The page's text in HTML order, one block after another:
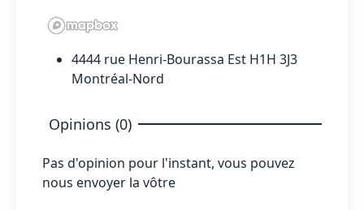
4444 rue Henri-Bourassa Est H1H 3J3
Montréal-Nord
Opinions (0)
Pas d'opinion pour l'instant, vous pouvez
nous envoyer la vôtre